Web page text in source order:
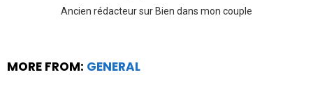
Ancien rédacteur sur Bien dans mon couple
MORE FROM: GENERAL